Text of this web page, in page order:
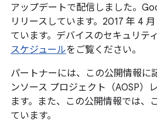
アップデートで配信しました。
リリースしています。2017 年 4
ています。デバイスのセキュリテ
スケジュールをご覧ください。
パートナーには、この公開情報に
ンソース プロジェクト（AOSP）
ます。また、この公開情報では、
ています。